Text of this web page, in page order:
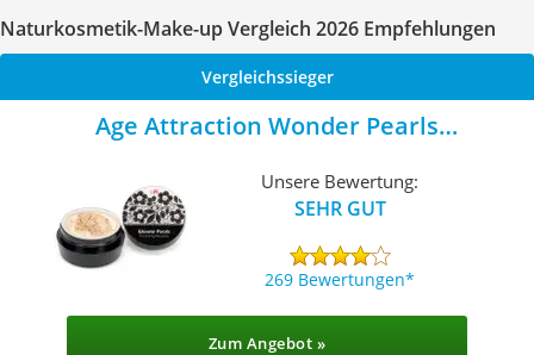
Naturkosmetik-Make-up Vergleich 2026 Empfehlungen
Vergleichssieger
Age Attraction Wonder Pearls
Unsere Bewertung:
SEHR GUT
269 Bewertungen
Zum Angebot »